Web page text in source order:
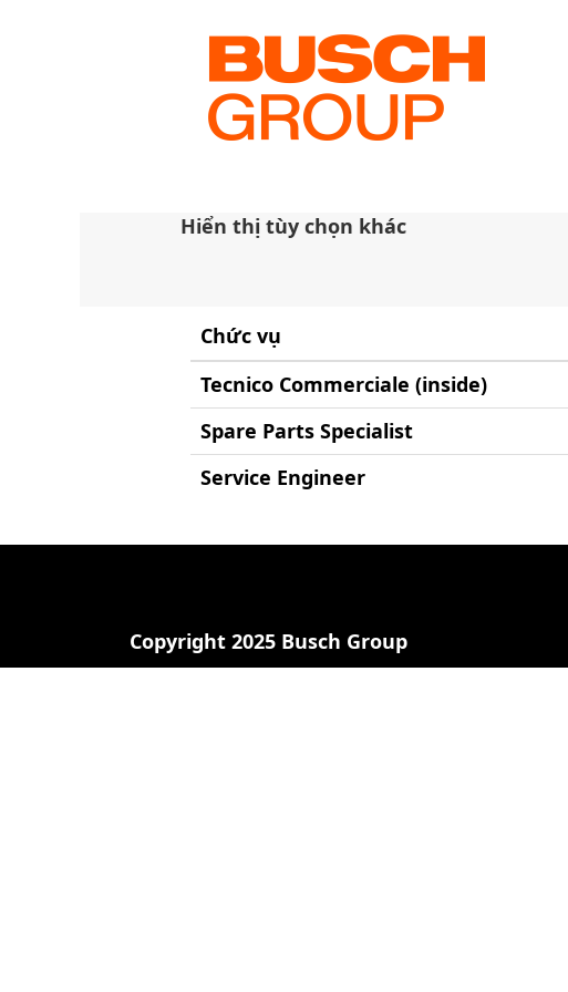
tại Busch
hiện
tại)
Kết quả tìm kiếm cho"Ý".
Hiển thị tùy chọn khác
Chức vụ
Tecnico Commerciale (inside)
Spare Parts Specialist
Service Engineer
Copyright 2025 Busch Group